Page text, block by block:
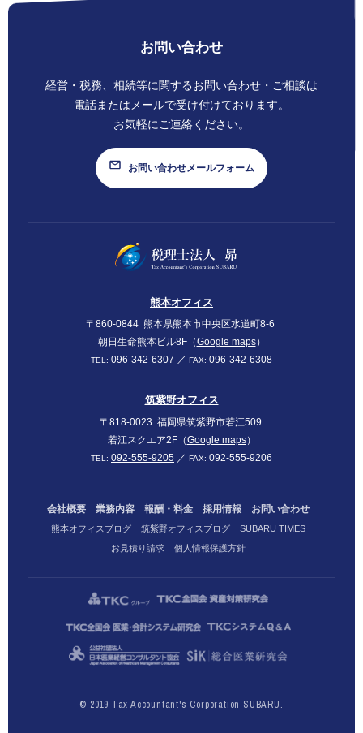
お問い合わせ
経営・税務、相続等に関する お問い合わせ・ご相談は
電話またはメールで受け付けております。
お気軽にご連絡ください。
お問い合わせメールフォーム
SUBARU
熊本オフィス
〒860-0844 熊本県熊本市中央区水道町8-6
朝日生命熊本ビル8F（Google maps）
TEL: 096-342-6307 ／ FAX: 096-342-6308
筑紫野オフィス
〒818-0023 福岡県筑紫野市若江509
若江スクエア2F（Google maps）
TEL: 092-555-9205 ／ FAX: 092-555-9206
会社概要 業務内容 報酬・料金 採用情報 お問い合わせ
熊本オフィスブログ 筑紫野オフィスブログ
SUBARU TIMES
お見積り請求
個人情報保護方針
© 2019 Tax Accountant's Corporation SUBARU.